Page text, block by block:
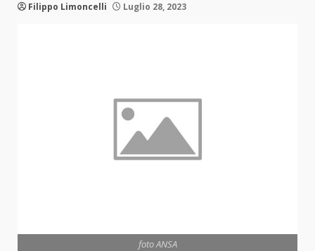
Filippo Limoncelli Luglio 28, 2023
foto ANSA